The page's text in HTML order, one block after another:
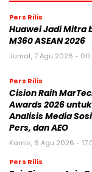
Pers Rilis
Huawei Jadi Mitra
M360 ASEAN 2026
Jumat, 7 Agu 2026 -
Pers Rilis
Cision Raih
Awards 2026
Analisis Media
Pers, dan AEO
Kamis, 6 Agu 2026 -
Pers Rilis